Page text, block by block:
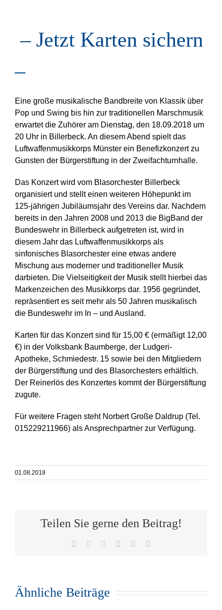
– Jetzt Karten sichern
–
Eine große musikalische Bandbreite von Klassik über
Pop und Swing bis hin zur traditionellen Marschmusik
erwartet die Zuhörer am Dienstag, den 18.09.2018 um
20 Uhr in Billerbeck. An diesem Abend spielt das
Luftwaffenmusikkorps Münster ein Benefizkonzert zu
Gunsten der Bürgerstiftung in der Zweifachturnhalle.
Das Konzert wird vom Blasorchester Billerbeck
organisiert und stellt einen weiteren Höhepunkt im
125-jährigen Jubiläumsjahr des Vereins dar. Nachdem
bereits in den Jahren 2008 und 2013 die BigBand der
Bundeswehr in Billerbeck aufgetreten ist, wird in
diesem Jahr das Luftwaffenmusikkorps als
sinfonisches Blasorchester eine etwas andere
Mischung aus moderner und traditioneller Musik
darbieten. Die Vielseitigkeit der Musik stellt hierbei das
Markenzeichen des Musikkorps dar. 1956 gegründet,
repräsentiert es seit mehr als 50 Jahren musikalisch
die Bundeswehr im In – und Ausland.
Karten für das Konzert sind für 15,00 € (ermäßigt 12,00
€) in der Volksbank Baumberge, der Ludgeri-
Apotheke, Schmiedestr. 15 sowie bei den Mitgliedern
der Bürgerstiftung und des Blasorchesters erhältlich.
Der Reinerlös des Konzertes kommt der Bürgerstiftung
zugute.
Für weitere Fragen steht Norbert Große Daldrup (Tel.
015229211966) als Ansprechpartner zur Verfügung.
01.08.2018
Teilen Sie gerne den Beitrag!
Facebook WhatsAppTelegramPinterest
Ähnliche Beiträge